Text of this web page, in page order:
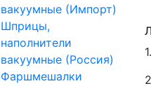
вакуумные (Импорт)
Шприцы,
наполнители
вакуумные (Россия)
Фаршмешалки